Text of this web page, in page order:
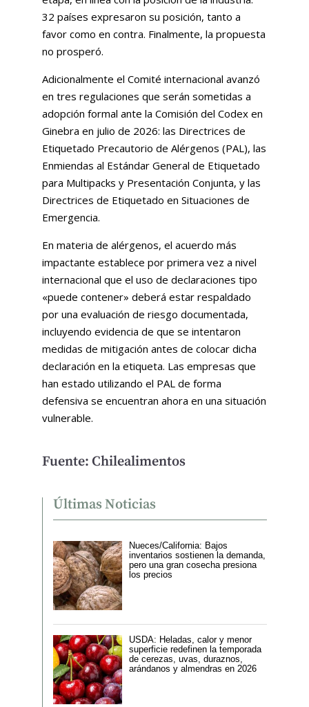
32 países expresaron su posición, tanto a
favor como en contra. Finalmente, la propuesta
no prosperó.
Adicionalmente el Comité internacional avanzó
en tres regulaciones que serán sometidas a
adopción formal ante la Comisión del Codex en
Ginebra en julio de 2026: las Directrices de
Etiquetado Precautorio de Alérgenos (PAL), las
Enmiendas al Estándar General de Etiquetado
para Multipacks y Presentación Conjunta, y las
Directrices de Etiquetado en Situaciones de
Emergencia.
En materia de alérgenos, el acuerdo más
impactante establece por primera vez a nivel
internacional que el uso de declaraciones tipo
«puede contener» deberá estar respaldado
por una evaluación de riesgo documentada,
incluyendo evidencia de que se intentaron
medidas de mitigación antes de colocar dicha
declaración en la etiqueta. Las empresas que
han estado utilizando el PAL de forma
defensiva se encuentran ahora en una situación
vulnerable.
Fuente: Chilealimentos
Últimas Noticias
Nueces/California: Bajos
inventarios sostienen la demanda,
pero una gran cosecha presiona
los precios
USDA: Heladas, calor y menor
superficie redefinen la temporada
de cerezas, uvas, duraznos,
arándanos y almendras en 2026